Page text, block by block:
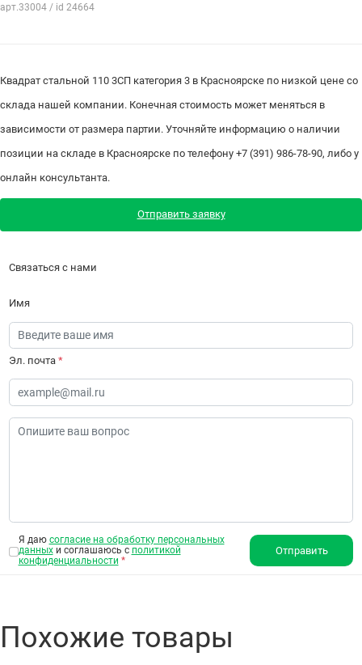
арт.33004 / id 24664
Квадрат стальной 110 3СП категория 3 в Красноярске по низкой цене со
склада нашей компании. Конечная стоимость может меняться в
зависимости от размера партии. Уточняйте информацию о наличии
позиции на складе в Красноярске по телефону +7 (391) 986-78-90, либо у
онлайн консультанта.
Отправить заявку
Связаться с нами
Имя
Эл. почта *
Я даю согласие на обработку персональных
данныхи соглашаюсь с политикой
конфиденциальности *
Отправить
Похожие товары